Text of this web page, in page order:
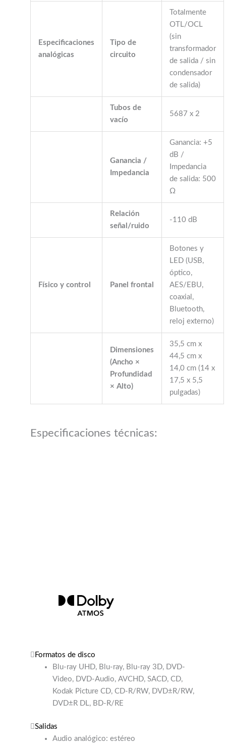
Especificaciones
analógicas
Tipo de
circuito
Totalmente
OTL/OCL
(sin
transformador
de salida / sin
condensador
de salida)
Tubos de
vacío
5687 x 2
Ganancia /
Impedancia
Ganancia: +5
dB /
Impedancia
de salida: 500
Ω
Relación
señal/ruido
-110 dB
Físico y control Panel frontal
Botones y
LED (USB,
óptico,
AES/EBU,
coaxial,
Bluetooth,
reloj externo)
Dimensiones
(Ancho ×
Profundidad
× Alto)
35,5 cm x
44,5 cm x
14,0 cm (14 x
17,5 x 5,5
pulgadas)
Especificaciones técnicas:
Formatos de disco
Blu-ray UHD, Blu-ray, Blu-ray 3D, DVD-
Video, DVD-Audio, AVCHD, SACD, CD,
Kodak Picture CD, CD-R/RW, DVD±R/RW,
DVD±R DL, BD-R/RE
Salidas
Audio analógico: estéreo